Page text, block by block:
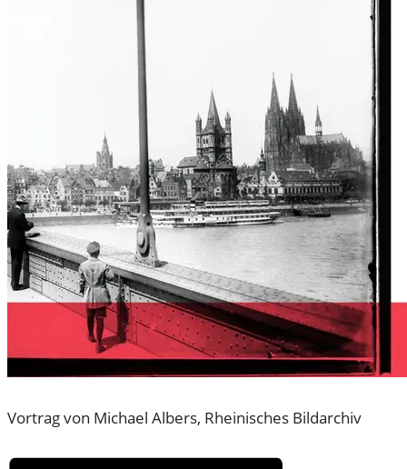
VEREINSMITGLIED WERDEN
SPENDEN FÜR DAS ARCHIV
UNSERE FÖRDERINNEN UND FÖRDERER
SEARCH
Search for: Search
SCHWARZ-WEISS I
ST NICHT S
CHWARZ-WEISS –
HISTORISCHE FO
TOGRAFIEN DI
GITAL
Vortrag von Michael Albers, Rheinisches Bildarchiv